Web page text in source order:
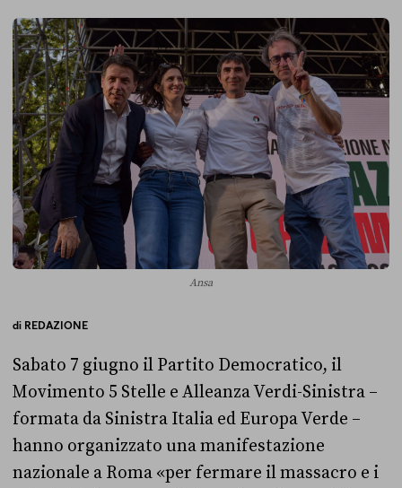
Ansa
di REDAZIONE
Sabato 7 giugno il Partito Democratico, il
Movimento 5 Stelle e Alleanza Verdi-Sinistra –
formata da Sinistra Italia ed Europa Verde –
hanno organizzato una manifestazione
nazionale a Roma «per fermare il massacro e i